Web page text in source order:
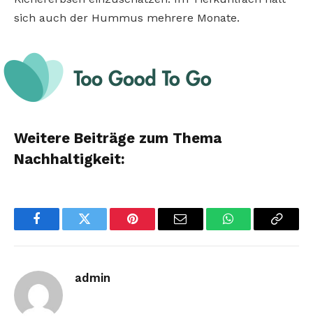
sich auch der Hummus mehrere Monate.
Weitere Beiträge zum Thema
Nachhaltigkeit:
FacebookTwitter Pinterest Email WhatsAppCopy
admin